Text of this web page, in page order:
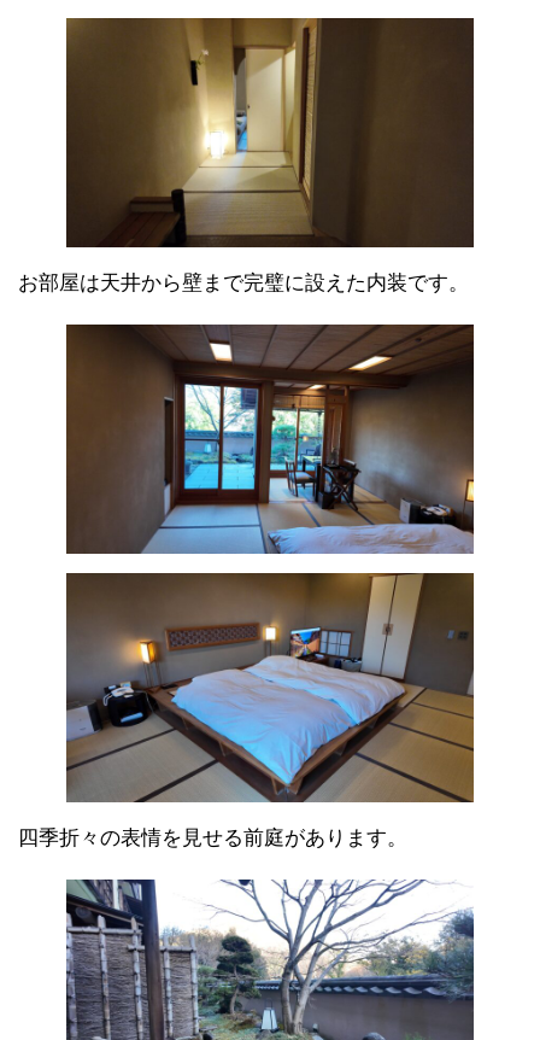
お部屋は天井から壁まで完璧に設えた内装です。
四季折々の表情を見せる前庭があります。